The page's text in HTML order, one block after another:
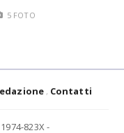
5 FOTO
Contatti
823X -